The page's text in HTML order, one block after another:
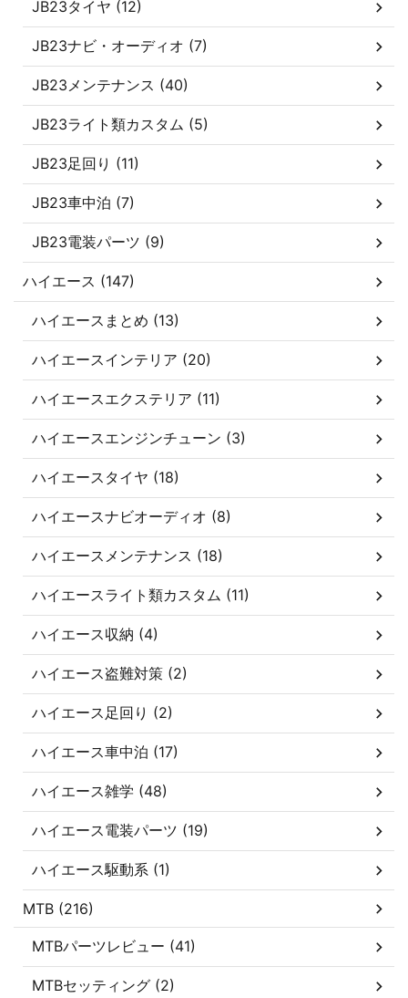
JB23タイヤ (12)
JB23ナビ・オーディオ (7)
JB23メンテナンス (40)
JB23ライト類カスタム (5)
JB23足回り (11)
JB23車中泊 (7)
JB23電装パーツ (9)
ハイエース (147)
ハイエースまとめ (13)
ハイエースインテリア (20)
ハイエースエクステリア (11)
ハイエースエンジンチューン (3)
ハイエースタイヤ (18)
ハイエースナビオーディオ (8)
ハイエースメンテナンス (18)
ハイエースライト類カスタム (11)
ハイエース収納 (4)
ハイエース盗難対策 (2)
ハイエース足回り (2)
ハイエース車中泊 (17)
ハイエース雑学 (48)
ハイエース電装パーツ (19)
ハイエース駆動系 (1)
MTB (216)
MTBパーツレビュー (41)
MTBセッティング (2)